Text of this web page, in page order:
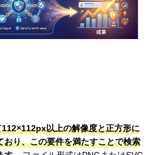
以上の解像度と正方形に
おり、この要件を満たすことで検索